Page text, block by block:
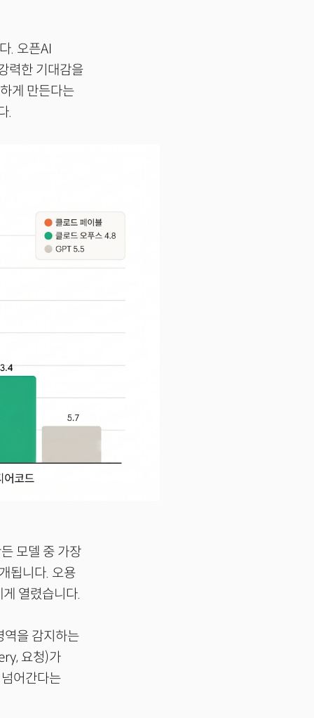
. 오픈AI
력한 기대감을
게 만든다는
.
모델 중 가장
됩니다. 오용
열렸습니다.
역을 감지하는
요청)가
어간다는